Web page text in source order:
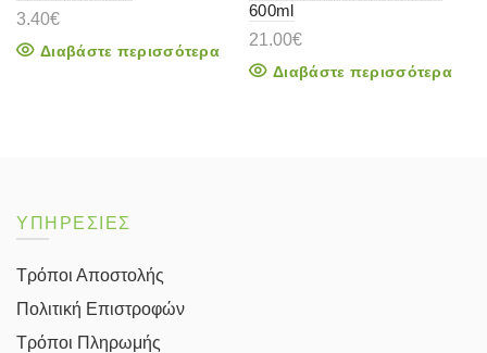
3.40€
Διαβάστε περισσότερα
600ml
21.00€
Διαβάστε περισσότερα
ΥΠΗΡΕΣΙΕΣ
Τρόποι Αποστολής
Πολιτική Επιστροφών
Τρόποι Πληρωμής